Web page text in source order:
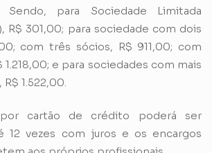
Sendo, para Sociedade Limitada
R$ 301,00; para sociedade com dois
com três sócios, R$ 911,00; com
1.218,00; e para sociedades com mais
1.522,00.
cartão de crédito poderá ser
12 vezes com juros e os encargos